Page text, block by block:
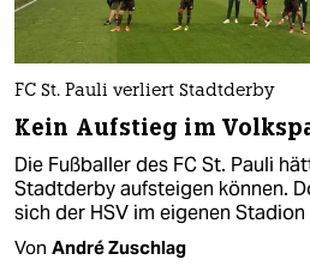
FC St. Pauli verliert Stadtderby
Kein Aufstieg im
Die Fußballer des FC St. Pauli
Stadtderby aufsteigen können.
sich der HSV im eigenen
Von André Zuschlag